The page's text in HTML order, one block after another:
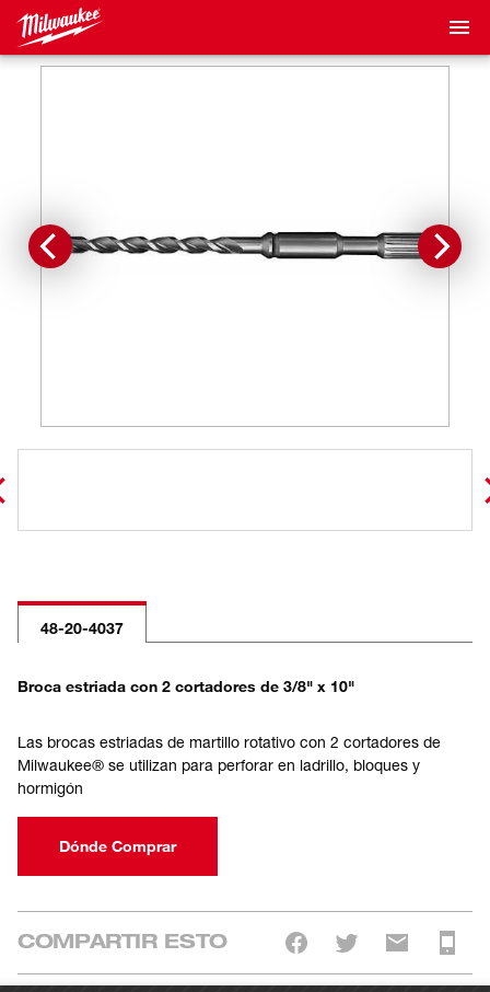
48-20-4037
Broca estriada con 2 cortadores de 3/8" x 10"
Las brocas estriadas de martillo rotativo con 2 cortadores de
Milwaukee® se utilizan para perforar en ladrillo, bloques y
hormigón
Dónde Comprar
COMPARTIR ESTO